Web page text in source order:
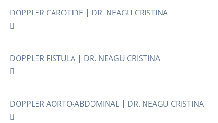
DOPPLER CAROTIDE | DR. NEAGU CRISTINA
DOPPLER FISTULA | DR. NEAGU CRISTINA
DOPPLER AORTO-ABDOMINAL | DR. NEAGU CRISTINA